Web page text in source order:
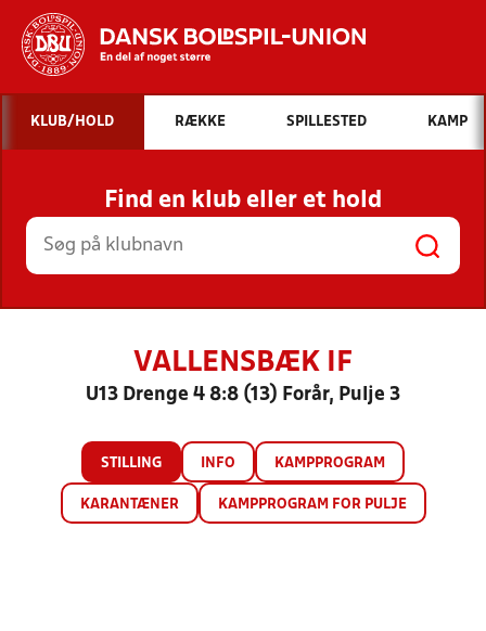
Hvad vil du søge efter?
INDHOLD OG NYHEDER
STILLINGER, RESULTATER, KLUBBER OG
HOLD
KLUB/HOLD RÆKKE SPILLESTED KAMP
Find en klub eller et hold
VALLENSBÆK IF
U13 Drenge 4 8:8 (13) Forår, Pulje 3
STILLING INFO KAMPPROGRAM
KARANTÆNER KAMPPROGRAM FOR PULJE